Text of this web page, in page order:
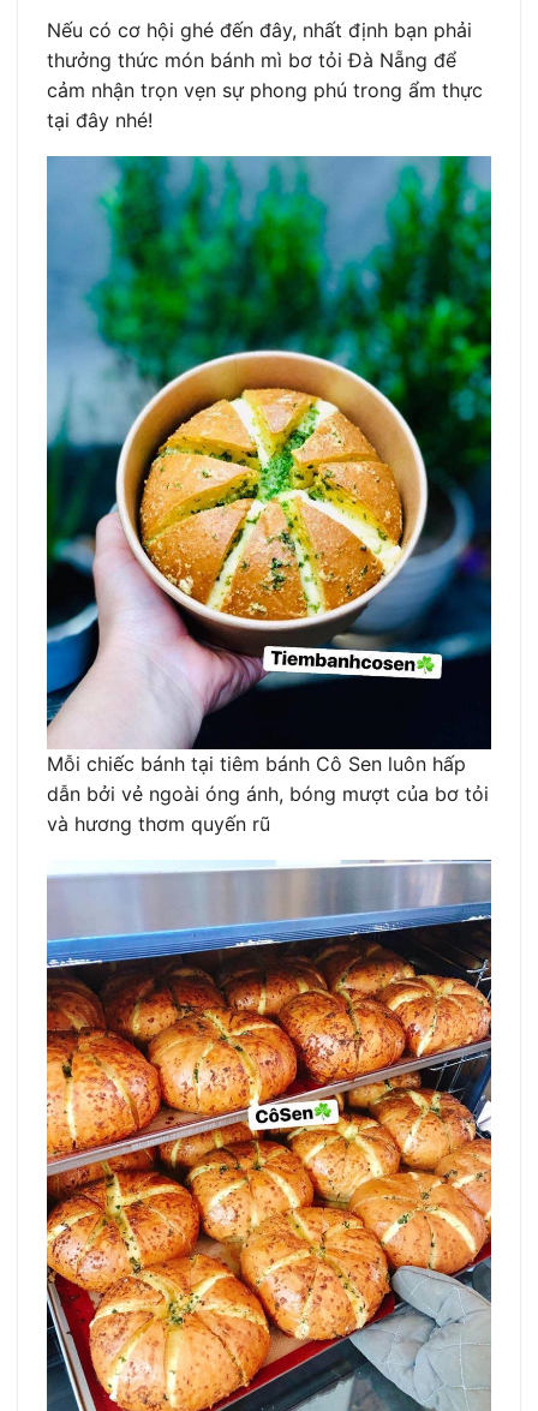
Nếu có cơ hội ghé đến đây, nhất định bạn phải
thưởng thức món bánh mì bơ tỏi Đà Nẵng để
cảm nhận trọn vẹn sự phong phú trong ẩm thực
tại đây nhé!
Mỗi chiếc bánh tại tiêm bánh Cô Sen luôn hấp
dẫn bởi vẻ ngoài óng ánh, bóng mượt của bơ tỏi
và hương thơm quyến rũ